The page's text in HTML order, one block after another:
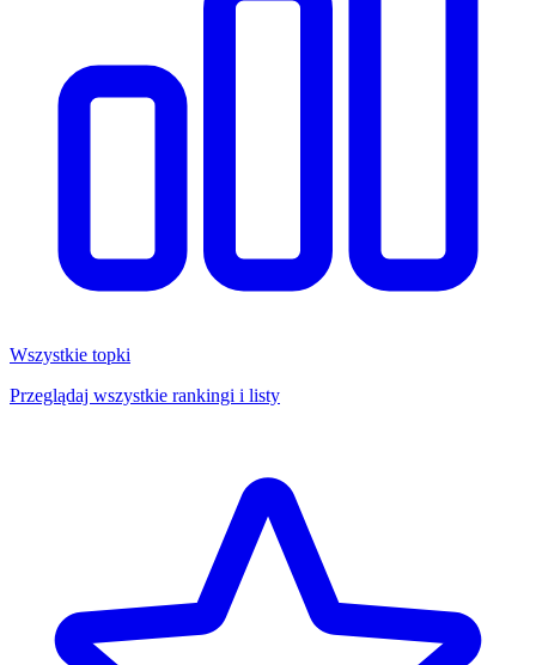
Wszystkie topki
Przeglądaj wszystkie rankingi i listy